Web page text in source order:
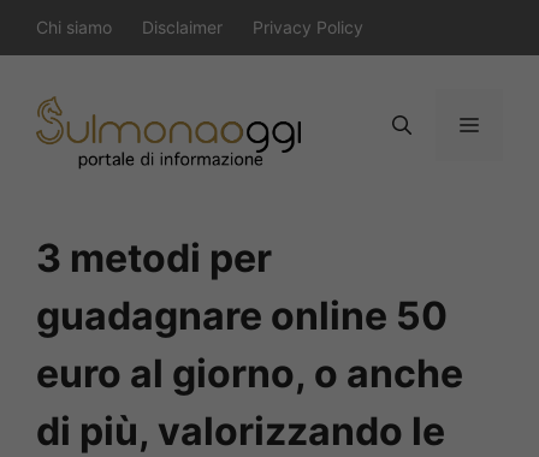
al
contenuto
Chi siamo Disclaimer Privacy Policy
Menu
3 metodi per
guadagnare online 50
euro al giorno, o anche
di più, valorizzando le